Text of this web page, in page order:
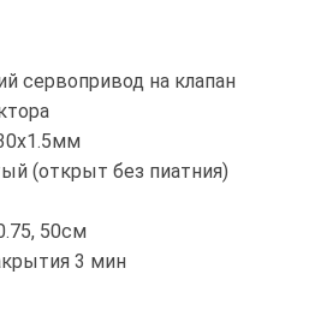
сервопривод на клапан
(открыт без пиатния)
50см
3 мин